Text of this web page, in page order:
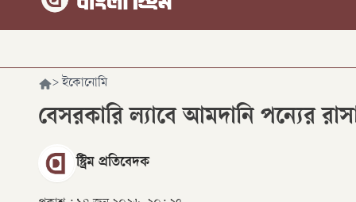
> ইকোনোমি
বেসরকারি ল্যাবে আমদানি পন্যের
স্ট্রিম প্রতিবেদক